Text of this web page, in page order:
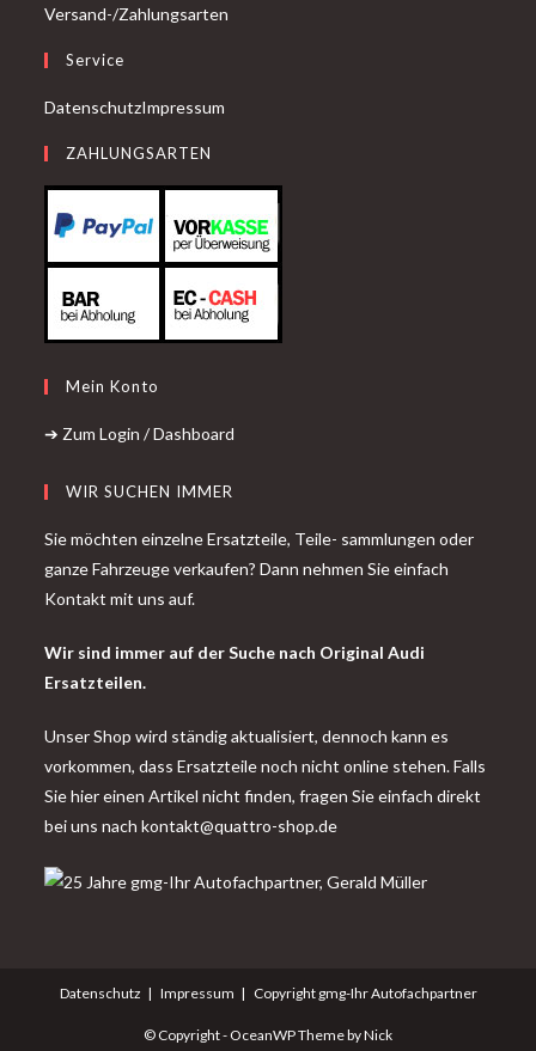
Versand-/Zahlungsarten
Service
DatenschutzImpressum
ZAHLUNGSARTEN
Mein Konto
➔ Zum Login / Dashboard
WIR SUCHEN IMMER
Sie möchten einzelne Ersatzteile, Teile- sammlungen oder
ganze Fahrzeuge verkaufen? Dann nehmen Sie einfach
Kontakt mit uns auf.
Wir sind immer auf der Suche nach Original Audi
Ersatzteilen.
Unser Shop wird ständig aktualisiert, dennoch kann es
vorkommen, dass Ersatzteile noch nicht online stehen. Falls
Sie hier einen Artikel nicht finden, fragen Sie einfach direkt
bei uns nachkontakt@quattro-shop.de
Datenschutz Impressum Copyright gmg-Ihr Autofachpartner
© Copyright - OceanWP Theme by Nick